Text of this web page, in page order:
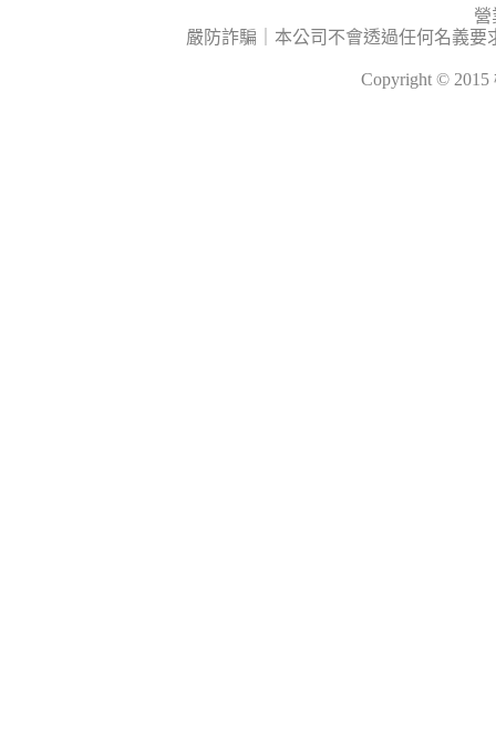
營
嚴防詐騙｜本公司不會透過任何名義
Copyright ©